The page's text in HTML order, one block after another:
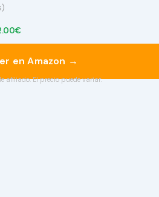
en Amazon →
afiliado. El precio puede variar.